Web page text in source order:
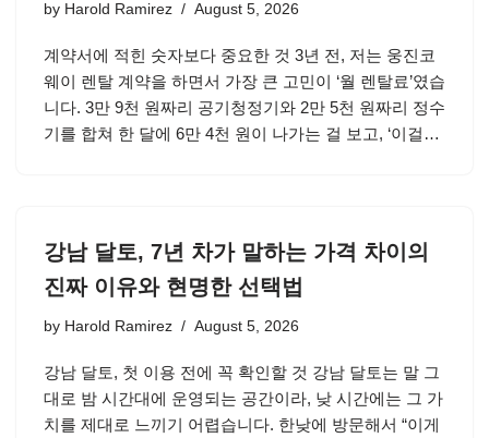
by Harold Ramirez August 5, 2026
계약서에 적힌 숫자보다 중요한 것 3년 전, 저는 웅진코
웨이 렌탈 계약을 하면서 가장 큰 고민이 ‘월 렌탈료’였습
니다. 3만 9천 원짜리 공기청정기와 2만 5천 원짜리 정수
기를 합쳐 한 달에 6만 4천 원이 나가는 걸 보고, ‘이걸…
강남 달토, 7년 차가 말하는 가격 차이의
진짜 이유와 현명한 선택법
by Harold Ramirez August 5, 2026
강남 달토, 첫 이용 전에 꼭 확인할 것 강남 달토는 말 그
대로 밤 시간대에 운영되는 공간이라, 낮 시간에는 그 가
치를 제대로 느끼기 어렵습니다. 한낮에 방문해서 “이게